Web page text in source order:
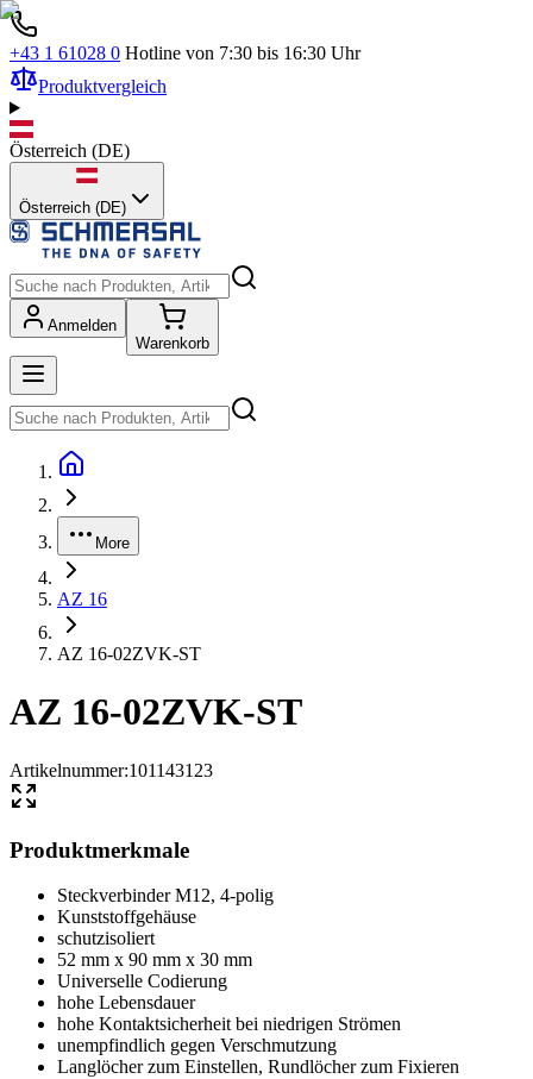
+43 1 61028 0 Hotline von 7:30 bis 16:30 Uhr
Produktvergleich
Österreich (DE)
Österreich (DE)
Anmelden
Warenkorb
More
AZ 16
AZ 16-02ZVK-ST
AZ 16-02ZVK-ST
Artikelnummer:101143123
Produktmerkmale
Steckverbinder M12, 4-polig
Kunststoffgehäuse
schutzisoliert
52 mm x 90 mm x 30 mm
Universelle Codierung
hohe Lebensdauer
hohe Kontaktsicherheit bei niedrigen Strömen
unempfindlich gegen Verschmutzung
Langlöcher zum Einstellen, Rundlöcher zum Fixieren